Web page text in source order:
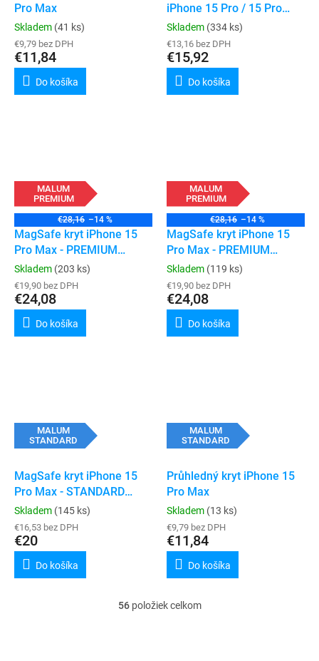
Pro Max
Skladem (41 ks)
€9,79 bez DPH
€11,84
Do košíka
iPhone 15 Pro / 15 Pro
Max
Skladem (334 ks)
€13,16 bez DPH
€15,92
Do košíka
MALUM
PREMIUM
€28,16 –14 %
MagSafe kryt iPhone 15
Pro Max - PREMIUM
(transparent)
Skladem (203 ks)
€19,90 bez DPH
€24,08
Do košíka
MALUM
PREMIUM
€28,16 –14 %
MagSafe kryt iPhone 15
Pro Max - PREMIUM
(black)
Skladem (119 ks)
€19,90 bez DPH
€24,08
Do košíka
MALUM
STANDARD
MagSafe kryt iPhone 15
Pro Max - STANDARD
(transparent)
Skladem (145 ks)
€16,53 bez DPH
€20
Do košíka
MALUM
STANDARD
Průhledný kryt iPhone 15
Pro Max
Skladem (13 ks)
€9,79 bez DPH
€11,84
Do košíka
O
56položiek celkom